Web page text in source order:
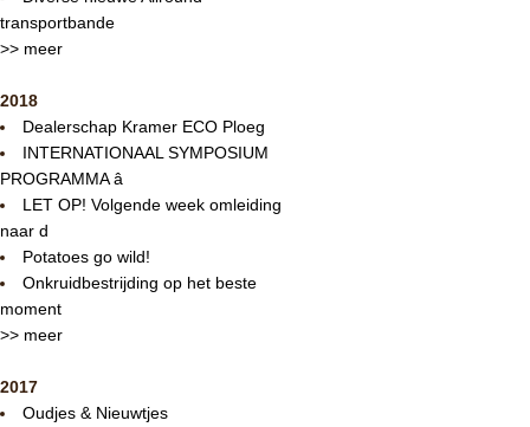
transportbande
>> meer
2018
Dealerschap Kramer ECO Ploeg
INTERNATIONAAL SYMPOSIUM
PROGRAMMA â
LET OP! Volgende week omleiding
naar d
Potatoes go wild!
Onkruidbestrijding op het beste
moment
>> meer
2017
Oudjes & Nieuwtjes